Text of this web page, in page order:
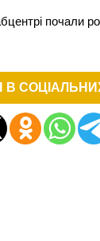
почали
В